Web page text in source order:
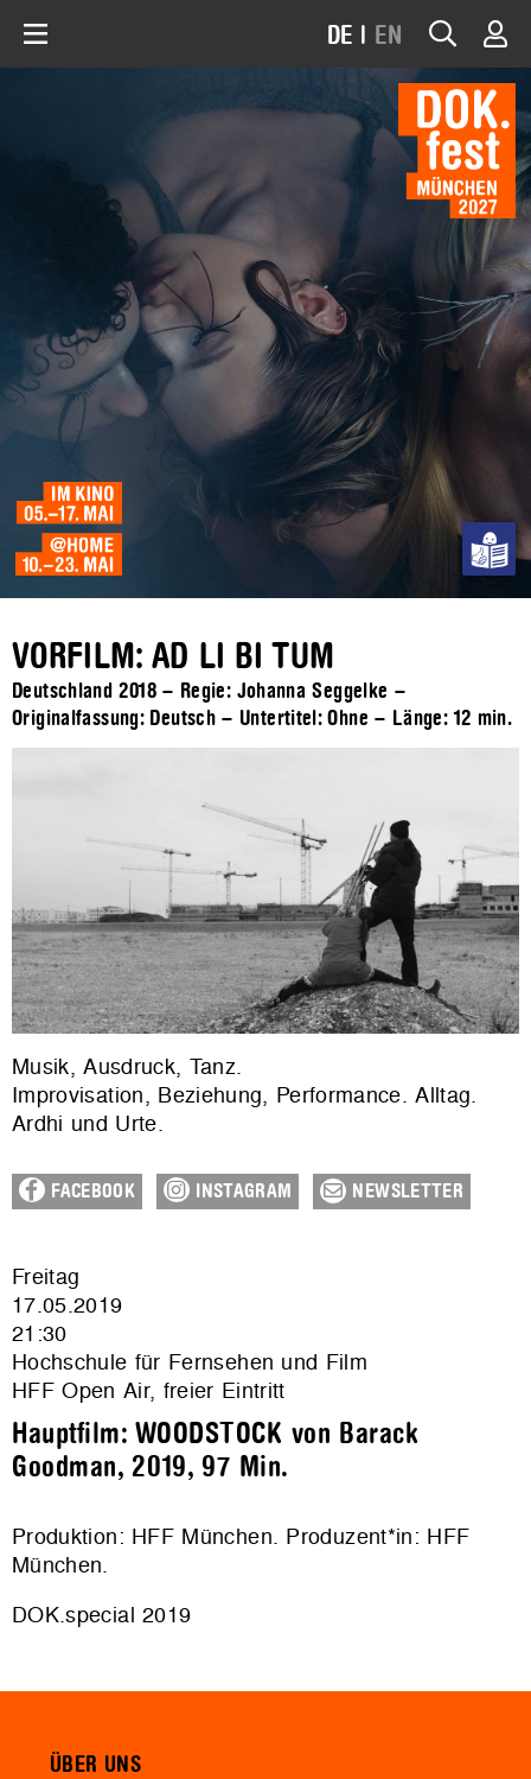
DE | EN
VORFILM: AD LI BI TUM
Deutschland 2018 – Regie: Johanna Seggelke –
Originalfassung: Deutsch – Untertitel: Ohne – Länge:12 min.
Musik, Ausdruck, Tanz.
Improvisation, Beziehung, Performance. Alltag.
Ardhi und Urte.
FACEBOOK INSTAGRAM NEWSLETTER
Freitag
17.05.2019
21:30
Hochschule für Fernsehen und Film
HFF Open Air, freier Eintritt
Hauptfilm: WOODSTOCK von Barack
Goodman, 2019, 97 Min.
Produktion: HFF München. Produzent*in: HFF
München.
DOK.special 2019
ÜBER UNS